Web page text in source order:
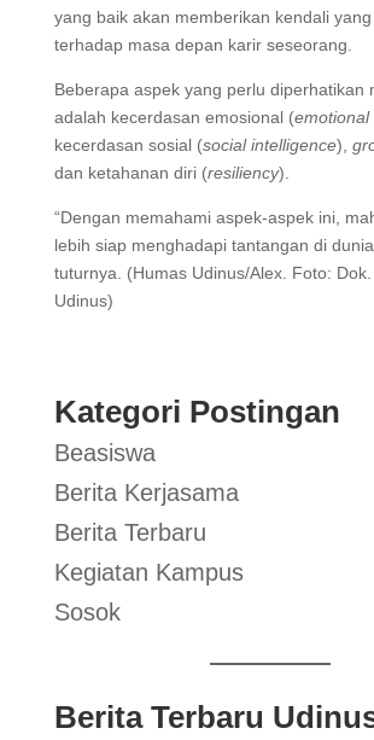
yang baik akan memberikan kendali
terhadap masa depan karir seseorang.
Beberapa aspek yang perlu diperhatikan
adalah kecerdasan emosional (emotional
kecerdasan sosial (social intelligence),
dan ketahanan diri (resiliency).
“Dengan memahami aspek-aspek ini,
lebih siap menghadapi tantangan di
tuturnya. (Humas Udinus/Alex. Foto:
Udinus)
Kategori Postingan
Beasiswa
Berita Kerjasama
Berita Terbaru
Kegiatan Kampus
Sosok
Berita Terbaru